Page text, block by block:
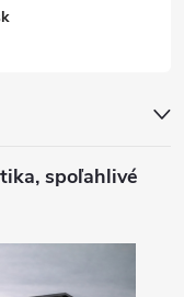
spoľahlivé